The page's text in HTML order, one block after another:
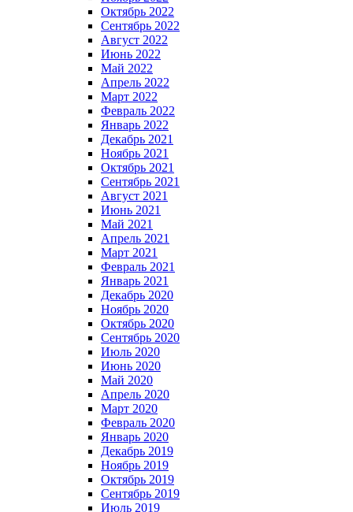
Октябрь 2022
Сентябрь 2022
Август 2022
Июнь 2022
Май 2022
Апрель 2022
Март 2022
Февраль 2022
Январь 2022
Декабрь 2021
Ноябрь 2021
Октябрь 2021
Сентябрь 2021
Август 2021
Июнь 2021
Май 2021
Апрель 2021
Март 2021
Февраль 2021
Январь 2021
Декабрь 2020
Ноябрь 2020
Октябрь 2020
Сентябрь 2020
Июль 2020
Июнь 2020
Май 2020
Апрель 2020
Март 2020
Февраль 2020
Январь 2020
Декабрь 2019
Ноябрь 2019
Октябрь 2019
Сентябрь 2019
Июль 2019